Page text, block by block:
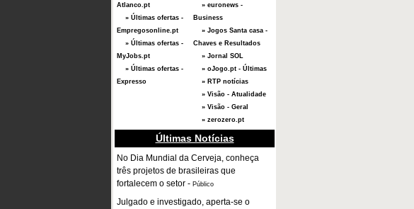
Atlanco.pt
» Últimas ofertas -
Empregosonline.pt
» Últimas ofertas -
MyJobs.pt
» Últimas ofertas -
Expresso
» euronews -
Business
» Jogos Santa casa -
Chaves e Resultados
» Jornal SOL
» oJogo.pt - Últimas
» RTP notícias
» Visão - Atualidade
» Visão - Geral
» zerozero.pt
Últimas Notícias
No Dia Mundial da Cerveja, conheça
três projetos de brasileiras que
fortalecem o setor - Público
Julgado e investigado, aperta-se o